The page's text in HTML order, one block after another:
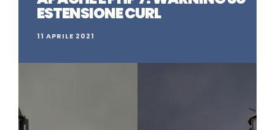
ESTENSIONE CURL
11 APRILE 2021